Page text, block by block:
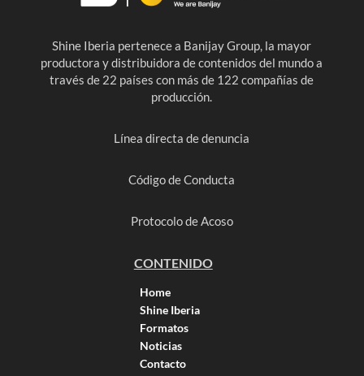
Shine Iberia pertenece a Banijay Group, la mayor
productora y distribuidora de contenidos del mundo a
través de 22 países con más de 122 compañías de
producción.
Línea directa de denuncia
Código de Conducta
Protocolo de Acoso
CONTENIDO
Home
Shine Iberia
Formatos
Noticias
Contacto